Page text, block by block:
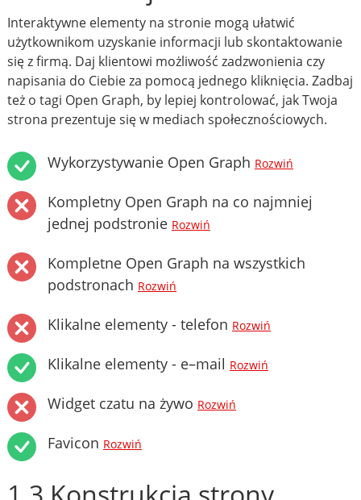
Interaktywne elementy na stronie mogą ułatwić
użytkownikom uzyskanie informacji lub skontaktowanie
się z firmą. Daj klientowi możliwość zadzwonienia czy
napisania do Ciebie za pomocą jednego kliknięcia. Zadbaj
też o tagi Open Graph, by lepiej kontrolować, jak Twoja
strona prezentuje się w mediach społecznościowych.
Wykorzystywanie Open Graph Rozwiń
Kompletny Open Graph na co najmniej
jednej podstronie Rozwiń
Kompletne Open Graph na wszystkich
podstronach Rozwiń
Klikalne elementy - telefon Rozwiń
Klikalne elementy - e–mail Rozwiń
Widget czatu na żywo Rozwiń
Favicon Rozwiń